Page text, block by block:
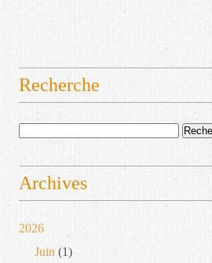
Recherche
Archives
2026
Juin (1)